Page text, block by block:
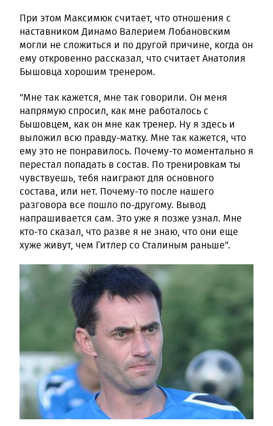
При этом Максимюк считает, что отношения с
наставником Динамо Валерием Лобановским
могли не сложиться и по другой причине, когда он
ему откровенно рассказал, что считает Анатолия
Бышовца хорошим тренером.
"Мне так кажется, мне так говорили. Он меня
напрямую спросил, как мне работалось с
Бышовцем, как он мне как тренер. Ну я здесь и
выложил всю правду-матку. Мне так кажется, что
ему это не понравилось. Почему-то моментально я
перестал попадать в состав. По тренировкам ты
чувствуешь, тебя наиграют для основного
состава, или нет. Почему-то после нашего
разговора все пошло по-другому. Вывод
напрашивается сам. Это уже я позже узнал. Мне
кто-то сказал, что разве я не знаю, что они еще
хуже живут, чем Гитлер со Сталиным раньше".